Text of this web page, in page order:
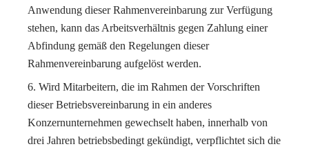
Anwendung dieser Rahmenvereinbarung zur Verfügung
stehen, kann das Arbeitsverhältnis gegen Zahlung einer
Abfindung gemäß den Regelungen dieser
Rahmenvereinbarung aufgelöst werden.
Wird Mitarbeitern, die im Rahmen der Vorschriften
dieser Betriebsvereinbarung in ein anderes
Konzernunternehmen gewechselt haben, innerhalb von
drei Jahren betriebsbedingt gekündigt, verpflichtet sich die